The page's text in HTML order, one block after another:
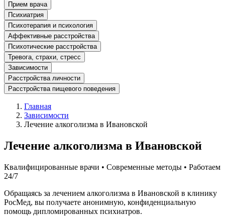
Прием врача
Психиатрия
Психотерапия и психология
Аффективные расстройства
Психотические расстройства
Тревога, страхи, стресс
Зависимости
Расстройства личности
Расстройства пищевого поведения
Главная
Зависимости
Лечение алкоголизма в Ивановской
Лечение алкоголизма в Ивановской
Квалифицированные врачи • Современные методы • Работаем
24/7
Обращаясь за лечением алкоголизма в Ивановской в клинику
РосМед, вы получаете анонимную, конфиденциальную
помощь дипломированных психиатров.